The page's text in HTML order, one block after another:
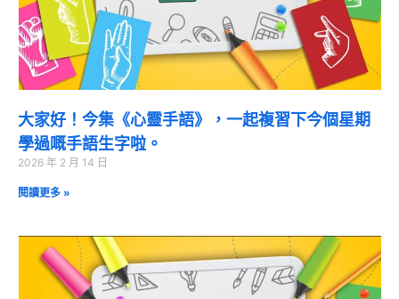
大家好！今集《心靈手語》，一起複習下今個星期
學過嘅手語生字啦。
2026 年 2 月 14 日
閱讀更多 »